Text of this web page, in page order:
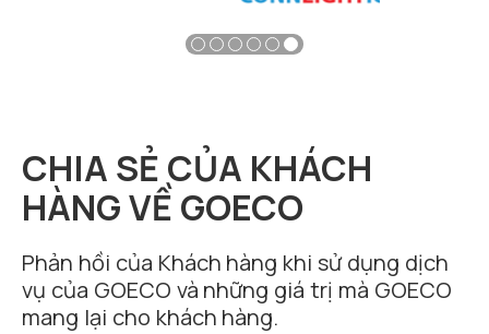
CHIA SẺ CỦA KHÁCH
HÀNG VỀ GOECO
Phản hồi của Khách hàng khi sử dụng dịch
vụ của GOECO và những giá trị mà GOECO
mang lại cho khách hàng.